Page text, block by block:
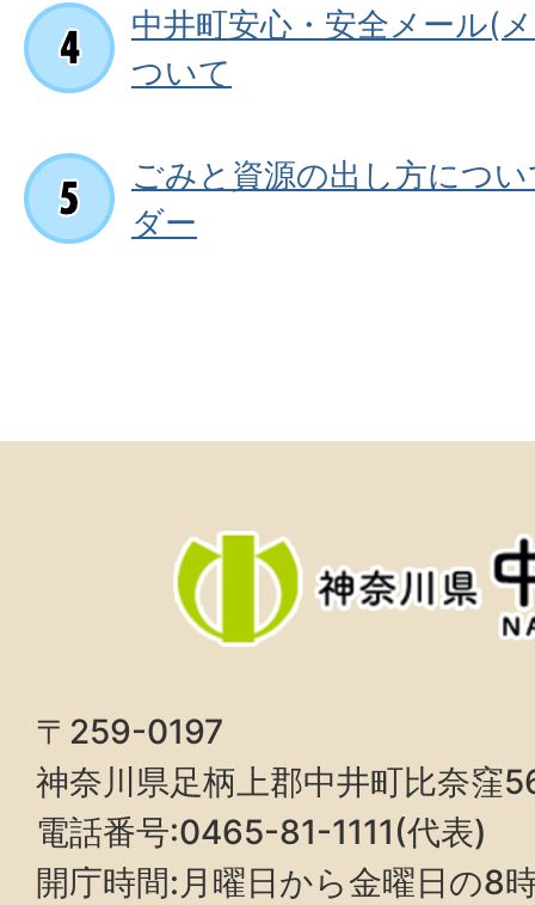
中井町安心・安全メール(
ついて
ごみと資源の出し方につ
ダー
〒259-0197
神奈川県足柄上郡中井町比奈窪
電話番号:0465-81-1111(代表)
開庁時間:月曜日から金曜日の8